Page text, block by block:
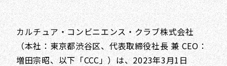
カルチュア・コンビニエンス・クラブ株式会社
（本社：東京都渋谷区、代表取締役社長 兼 CEO：
増田宗昭、以下「CCC」）は、2023年3月1日